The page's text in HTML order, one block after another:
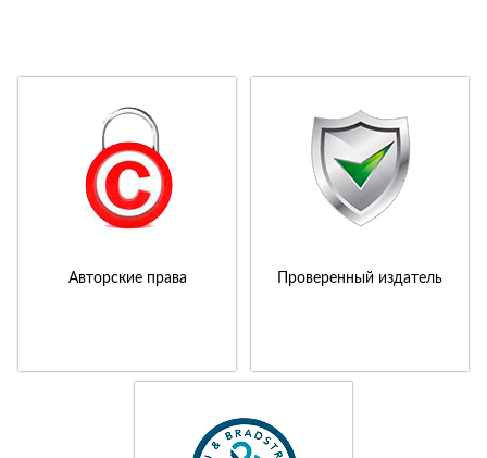
Авторские права Проверенный издатель